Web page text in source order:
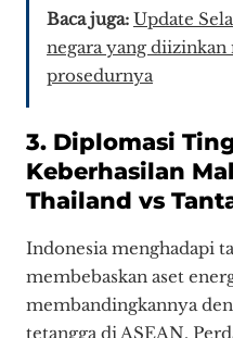
Baca juga: Update
negara yang diizinkan
prosedurnya
3. Diplomasi
Keberhasilan
Thailand vs
Indonesia menghadapi
membebaskan aset
membandingkannya
tetangga di ASEAN.